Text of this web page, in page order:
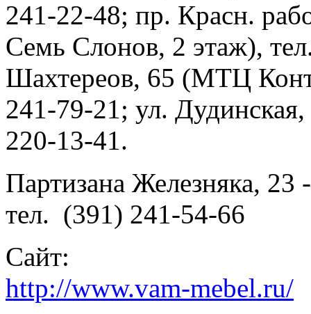
241-22-48; пр. Красн.
Семь Слонов, 2 этаж),
Шахтереов, 65 (МТЦ
241-79-21; ул.
220-13-41.
Партизана Железняка,
тел. (391) 241-54-66
Сайт:
http://www.vam-mebel.ru/